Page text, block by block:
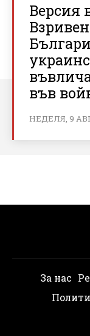
Версия
във
НЕДЕЛЯ, 9
За нас